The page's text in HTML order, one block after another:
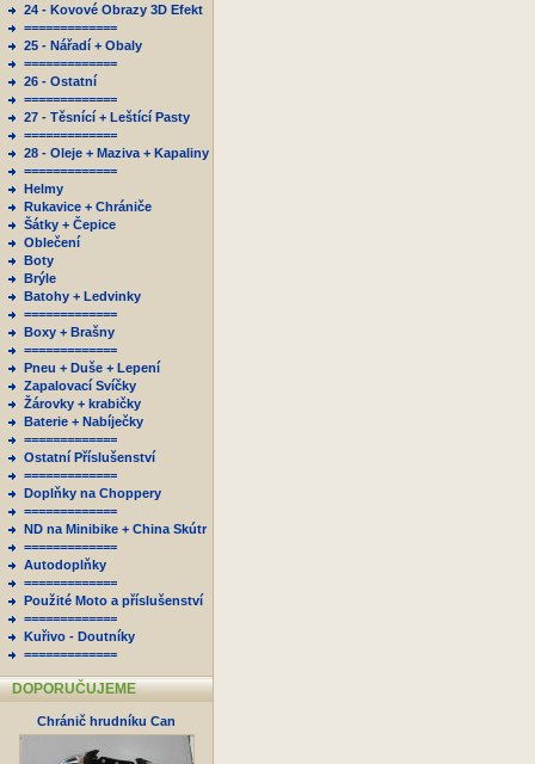
24 - Kovové Obrazy 3D Efekt
=============
25 - Nářadí + Obaly
=============
26 - Ostatní
=============
27 - Těsnící + Leštící Pasty
=============
28 - Oleje + Maziva + Kapaliny
=============
Helmy
Rukavice + Chrániče
Šátky + Čepice
Oblečení
Boty
Brýle
Batohy + Ledvinky
=============
Boxy + Brašny
=============
Pneu + Duše + Lepení
Zapalovací Svíčky
Žárovky + krabičky
Baterie + Nabíječky
=============
Ostatní Příslušenství
=============
Doplňky na Choppery
=============
ND na Minibike + China Skútr
=============
Autodoplňky
=============
Použité Moto a příslušenství
=============
Kuřivo - Doutníky
=============
DOPORUČUJEME
Chránič hrudníku Can